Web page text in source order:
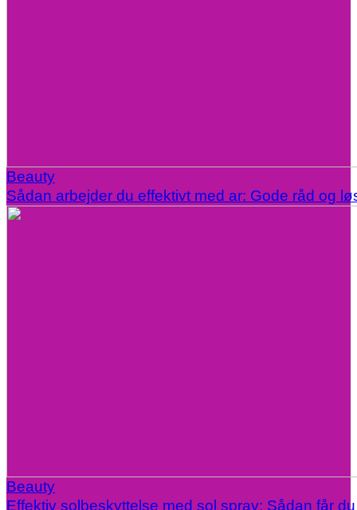
Beauty
Sådan arbejder du effektivt med ar: Gode råd og
Beauty
Effektiv solbeskyttelse med sol spray: Sådan får